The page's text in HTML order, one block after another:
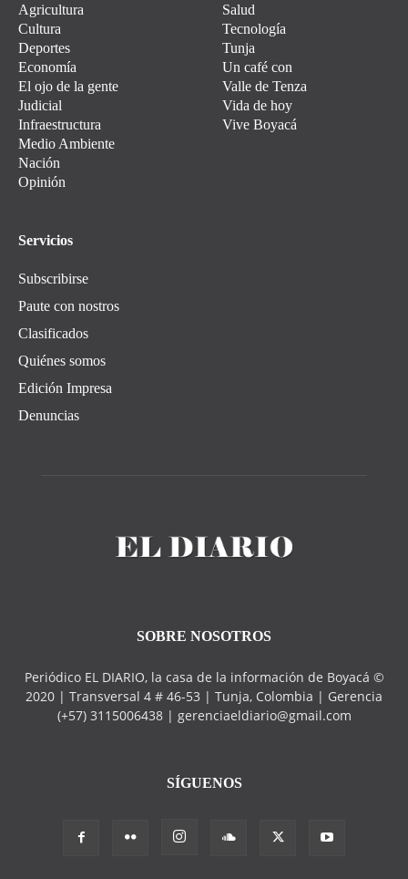
Agricultura
Cultura
Deportes
Economía
El ojo de la gente
Judicial
Infraestructura
Medio Ambiente
Nación
Opinión
Salud
Tecnología
Tunja
Un café con
Valle de Tenza
Vida de hoy
Vive Boyacá
Servicios
Subscribirse
Paute con nostros
Clasificados
Quiénes somos
Edición Impresa
Denuncias
SOBRE NOSOTROS
Periódico EL DIARIO, la casa de la información de Boyacá ©
2020 | Transversal 4 # 46-53 | Tunja, Colombia | Gerencia
(+57) 3115006438 | gerenciaeldiario@gmail.com
SÍGUENOS